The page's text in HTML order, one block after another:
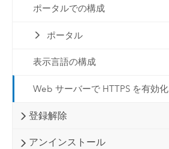
ポータルでの構成
ポータル
表示言語の構成
Web サーバーで HTTPS を有効化
登録解除
アンインストール